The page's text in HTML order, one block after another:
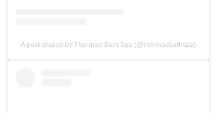
A post shared by Thermae Bath Spa (@thermaebathspa)